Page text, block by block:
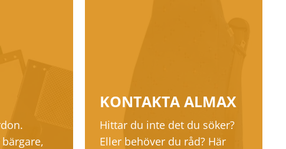
KONTAKTA ALMAX
Hittar du inte det du söker?
Eller behöver du råd? Här